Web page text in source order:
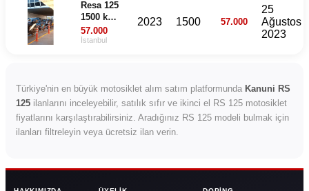
Resa 125
1500 km 1
ay
kullandım
57.000
İstanbul
2023 1500 57.000
25
Ağustos
2023
Türkiye'nin en büyük motosiklet alım satım platformunda Kanuni RS
125 ilanlarını inceleyebilir, satılık sıfır ve ikinci el RS 125 motosiklet
fiyatlarını karşılaştırabilirsiniz. Aradığınız RS 125 modeli bulmak için
ilanları filtreleyin veya ücretsiz ilan verin.